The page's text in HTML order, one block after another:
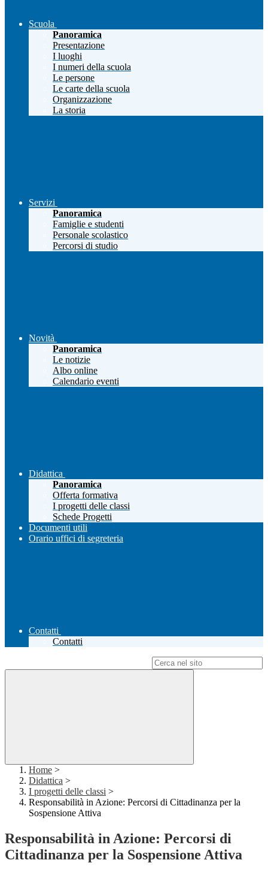
Scuola
Panoramica
Presentazione
I luoghi
I numeri della scuola
Le persone
Le carte della scuola
Organizzazione
La storia
Servizi
Panoramica
Famiglie e studenti
Personale scolastico
Percorsi di studio
Novità
Panoramica
Le notizie
Albo online
Calendario eventi
Didattica
Panoramica
Offerta formativa
I progetti delle classi
Schede Progetti
Documenti utili
Orario uffici di segreteria
Contatti
Contatti
Home >
Didattica >
I progetti delle classi >
Responsabilità in Azione: Percorsi di Cittadinanza per la
Sospensione Attiva
Responsabilità in Azione: Percorsi di
Cittadinanza per la Sospensione Attiva